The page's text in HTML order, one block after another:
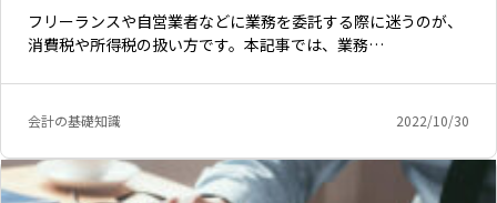
フリーランスや自営業者などに業務を委託する際に迷うのが、
消費税や所得税の扱い方です。本記事では、業務…
会計の基礎知識 2022/10/30